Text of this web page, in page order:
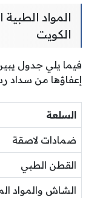
المواد
الكويت
فيما يلي جدول
إعفاؤها من سداد
السلعة
ضمادات لاصقة
القطن الطبي
الشاش والمواد